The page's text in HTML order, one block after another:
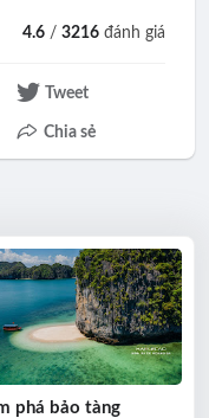
4.6 /3216 đánh giá
Tweet
Chia sẻ
phá bảo tàng